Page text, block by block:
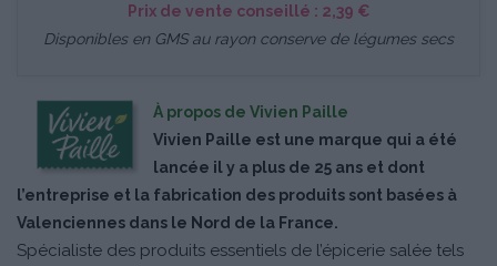
Prix de vente conseillé : 2,39 €
Disponibles en GMS au rayon conserve de légumes secs
À propos de Vivien Paille
Vivien Paille est une marque qui a été
lancée il y a plus de 25 ans et dont
l’entreprise et la fabrication des produits sont basées à
Valenciennes dans le Nord de la France.
Spécialiste des produits essentiels de l’épicerie salée tels